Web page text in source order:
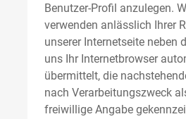
Benutzer-Profil anzulegen.
verwenden anlässlich Ihrer
unserer Internetseite neben
uns Ihr Internetbrowser
übermittelt, die
nach Verarbeitungszweck
freiwillige Angabe